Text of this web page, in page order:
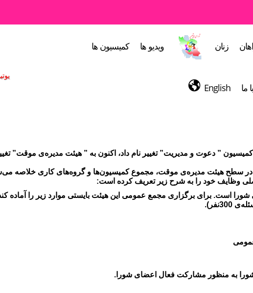
زنان ویدیو ها کمیسیون ها
ما English
” دعوت و مدیریت” تغییر نام داد، اکنون به ” هیئت مدیره‌ی موقت”
در سطح هیئت مدیره‌ی موقت، مجموع کمیسیون‌ها و گروه‌های کاری خلاصه
وظایف خود را به شرح زیر تعریف کرده است: